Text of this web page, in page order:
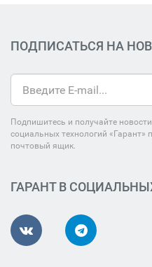
ПОДПИСАТЬСЯ НА
Подпишитесь и получайте
социальных технологий
почтовый ящик.
ГАРАНТ В